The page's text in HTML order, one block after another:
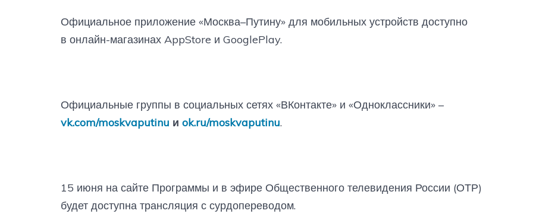
Официальное приложение «Москва–Путину» для мобильных устройств доступно
в онлайн-магазинах AppStore и GooglePlay.
Официальные группы в социальных сетях «ВКонтакте» и «Одноклассники» –
vk.com/moskvaputinu и ok.ru/moskvaputinu.
15 июня на сайте Программы и в эфире Общественного телевидения России (ОТР)
будет доступна трансляция с сурдопереводом.